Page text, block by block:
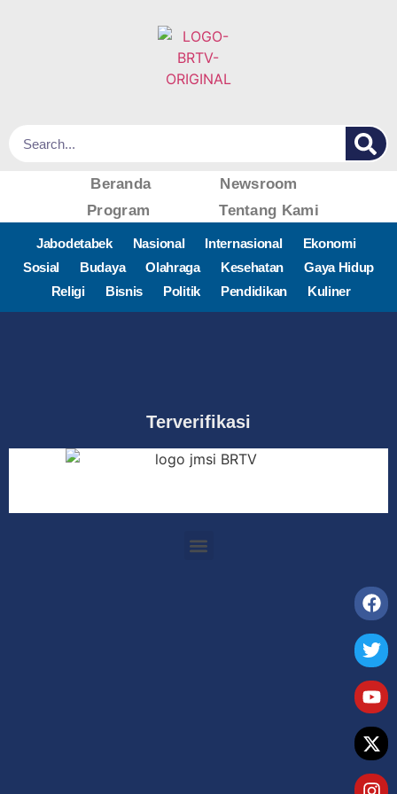
Beranda
Newsroom
Program
Tentang Kami
Jabodetabek Nasional Internasional
Ekonomi
Sosial
Budaya Olahraga Kesehatan
Gaya Hidup
Religi
Bisnis Politik Pendidikan Kuliner
Terverifikasi